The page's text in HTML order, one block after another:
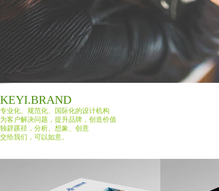
KEYI.BRAND
专业化、规范化、国际化的设计机构
为客户解决问题，提升品牌，创造价值
独辟蹊径，分析、想象、创意
交给我们，可以如意。